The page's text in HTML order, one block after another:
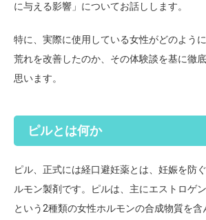
に与える影響」についてお話しします。
特に、実際に使用している女性がどのよう
荒れを改善したのか、その体験談を基に徹
思います。
ピルとは何か
ピル、正式には経口避妊薬とは、妊娠を防
ルモン製剤です。ピルは、主にエストロゲ
という2種類の女性ホルモンの合成物質を